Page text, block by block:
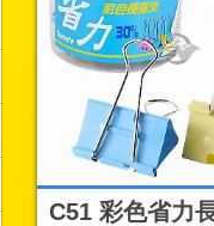
C51 彩色省力